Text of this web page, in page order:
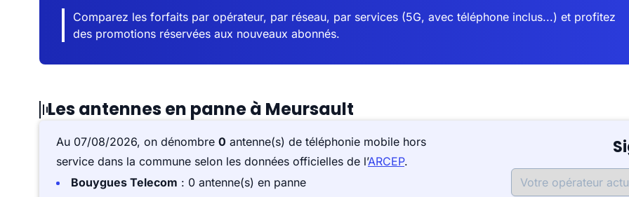
Comparez les forfaits par opérateur, par réseau, par services (5G, avec téléphone inclus...) et profitez
des promotions réservées aux nouveaux abonnés.
Les antennes en panne à Meursault
Au 07/08/2026, on dénombre 0 antenne(s) de téléphonie mobile hors
service dans la commune selon les données officielles de l’ARCEP.
Bouygues Telecom : 0 antenne(s) en panne